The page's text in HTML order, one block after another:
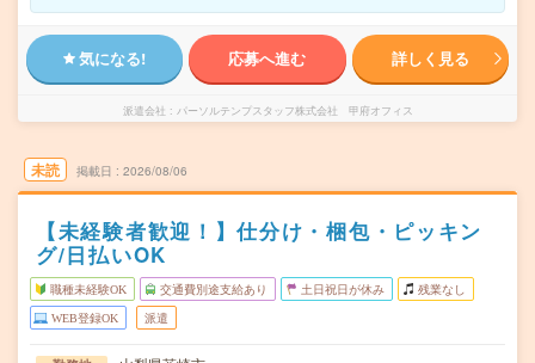
気になる! 応募へ進む 詳しく見る
派遣会社 パーソルテンプスタッフ株式会社 甲府オフィス
未読 掲載日 2026/08/06
【未経験者歓迎！】仕分け・梱包・ピッキン
グ/日払いOK
職種未経験OK 交通費別途支給あり 土日祝日が休み 残業なし
WEB登録OK 派遣